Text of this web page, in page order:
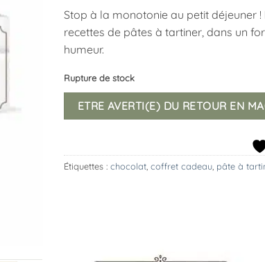
Stop à la monotonie au petit déjeuner
recettes de pâtes à tartiner, dans un
humeur.
Rupture de stock
ETRE AVERTI(E) DU RETOUR EN
Étiquettes : chocolat coffret cadeau pâte à